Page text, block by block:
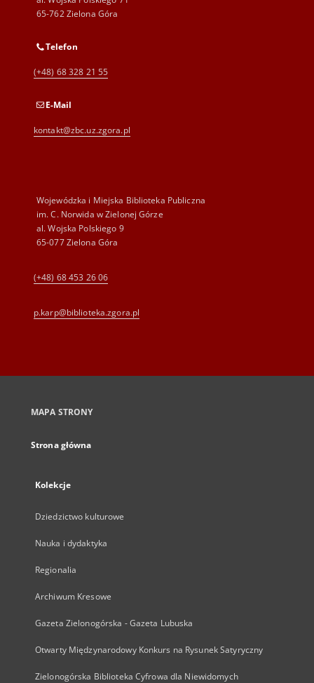
65-762 Zielona Góra
Telefon
(+48) 68 328 21 55
E-Mail
kontakt@zbc.uz.zgora.pl
Wojewódzka i Miejska Biblioteka Publiczna
im. C. Norwida w Zielonej Górze
al. Wojska Polskiego 9
65-077 Zielona Góra
(+48) 68 453 26 06
p.karp@biblioteka.zgora.pl
MAPA STRONY
Strona główna
Kolekcje
Dziedzictwo kulturowe
Nauka i dydaktyka
Regionalia
Archiwum Kresowe
Gazeta Zielonogórska - Gazeta Lubuska
Otwarty Międzynarodowy Konkurs na Rysunek Satyryczny
Zielonogórska Biblioteka Cyfrowa dla Niewidomych